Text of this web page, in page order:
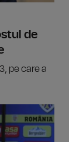
de
pe care a